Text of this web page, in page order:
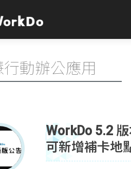
行動辦公應用
WorkDo 5.2
可新增補卡地